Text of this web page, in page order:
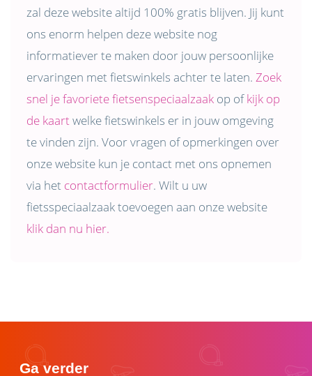
zal deze website altijd 100% gratis blijven. Jij kunt
ons enorm helpen deze website nog
informatiever te maken door jouw persoonlijke
ervaringen met fietswinkels achter te laten. Zoek
snel je favoriete fietsenspeciaalzaakop ofkijk op
de kaartwelke fietswinkels er in jouw omgeving
te vinden zijn. Voor vragen of opmerkingen over
onze website kun je contact met ons opnemen
via het contactformulier. Wilt u uw
fietsspeciaalzaak toevoegen aan onze website
klik dan nu hier.
Ga verder